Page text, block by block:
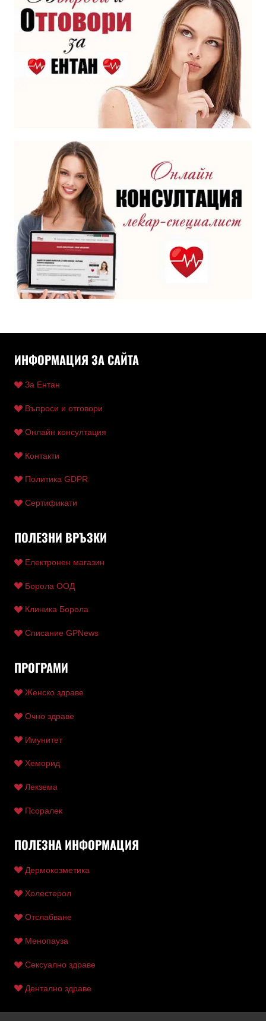
ИНФОРМАЦИЯ ЗА САЙТА
За Ентан
Въпроси и отговори
Онлайн консултация
Контакти
Политика GDPR
Сертификати
ПОЛЕЗНИ ВРЪЗКИ
Електронен магазин
Борола ООД
Клиника Борола
Списание GPNews
ПРОГРАМИ
Женско здраве
Очно здраве
Имунитет
Хеморид
Лекзема
Псоралек
ПОЛЕЗНА ИНФОРМАЦИЯ
Дермокозметика
Холестерол
Отслабване
Менопауза
Сексуално здраве
Дентално здраве